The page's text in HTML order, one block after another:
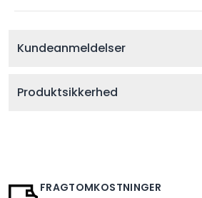
Kundeanmeldelser
Produktsikkerhed
FRAGTOMKOSTNINGER